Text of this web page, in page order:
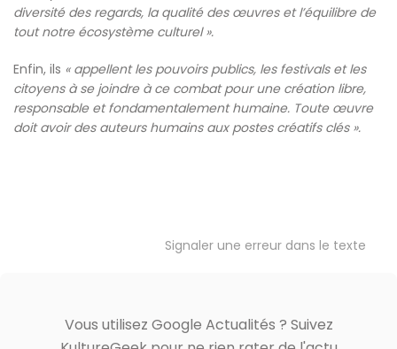
diversité des regards, la qualité des œuvres et l’équilibre de
tout notre écosystème culturel ».
Enfin, ils « appellent les pouvoirs publics, les festivals et les
citoyens à se joindre à ce combat pour une création libre,
responsable et fondamentalement humaine. Toute œuvre
doit avoir des auteurs humains aux postes créatifs clés ».
Signaler une erreur dans le texte
Vous utilisez Google Actualités ? Suivez